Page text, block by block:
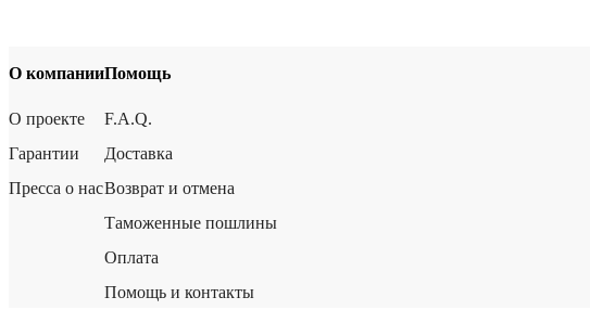
О компании
О проекте
Гарантии
Пресса о нас
Помощь
F.A.Q.
Доставка
Возврат и отмена
Таможенные пошлины
Оплата
Помощь и контакты